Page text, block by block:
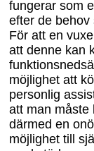
fungerar som
efter de behov
För att en
att denne kan
möjlighet att
personlig
att man måste
därmed en
möjlighet till